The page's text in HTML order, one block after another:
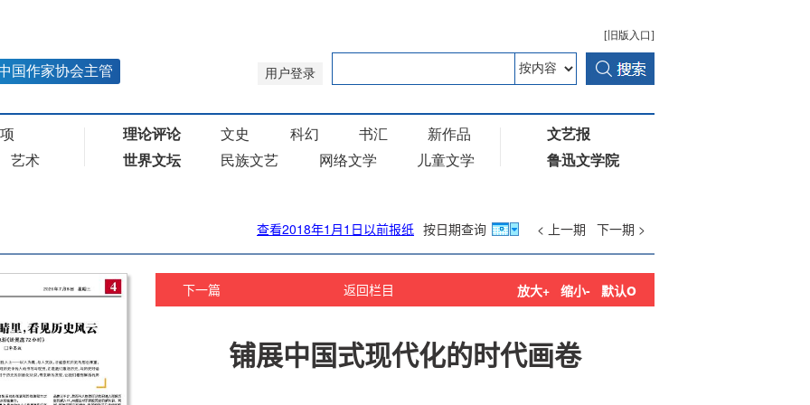
查看2018年1月1日以前报纸 按日期查询 < 上一期 下一期 >
返回栏目
下一篇 放大+ 缩小- 默认o
铺展中国式现代化的时代画卷